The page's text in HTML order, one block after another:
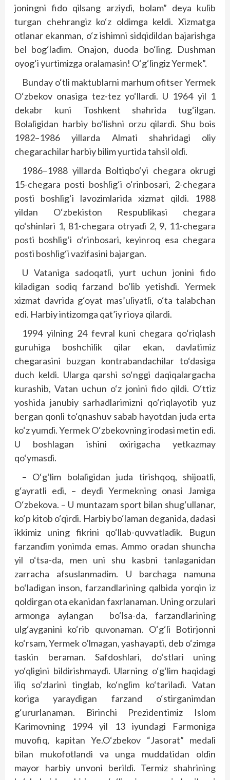
joningni fido qilsang arziydi, bolam” deya kulib
turgan chehrangiz ko‘z oldimga keldi. Xizmatga
otlanar ekanman, o‘z ishimni sidqidildan bajarishga
bel bog‘ladim. Onajon, duoda bo‘ling. Dushman
oyog‘i yurtimizga oralamasin! O‘g‘lingiz Yermek”.
Bunday o‘tli maktublarni marhum ofitser Yermek
O‘zbekov onasiga tez-tez yo‘llardi. U 1964 yil 1
dekabr kuni Toshkent shahrida tug‘ilgan.
Bolaligidan harbiy bo‘lishni orzu qilardi. Shu bois
1982–1986 yillarda Almati shahridagi oliy
chegarachilar harbiy bilim yurtida tahsil oldi.
1986–1988 yillarda Boltiqbo‘yi chegara okrugi
15-chegara posti boshlig‘i o‘rinbosari, 2-chegara
posti boshlig‘i lavozimlarida xizmat qildi. 1988
yildan O‘zbekiston Respublikasi chegara
qo‘shinlari 1, 81-chegara otryadi 2, 9, 11-chegara
posti boshlig‘i o‘rinbosari, keyinroq esa chegara
posti boshlig‘i vazifasini bajargan.
U Vataniga sadoqatli, yurt uchun jonini fido
kiladigan sodiq farzand bo‘lib yetishdi. Yermek
xizmat davrida g‘oyat mas’uliyatli, o‘ta talabchan
edi. Harbiy intizomga qat’iy rioya qilardi.
1994 yilning 24 fevral kuni chegara qo‘riqlash
guruhiga boshchilik qilar ekan, davlatimiz
chegarasini buzgan kontrabandachilar to‘dasiga
duch keldi. Ularga qarshi so‘nggi daqiqalargacha
kurashib, Vatan uchun o‘z jonini fido qildi. O‘ttiz
yoshida janubiy sarhadlarimizni qo‘riqlayotib yuz
bergan qonli to‘qnashuv sabab hayotdan juda erta
ko‘z yumdi. Yermek O‘zbekovning irodasi metin edi.
U boshlagan ishini oxirigacha yetkazmay
qo‘ymasdi.
– O‘g‘lim bolaligidan juda tirishqoq, shijoatli,
g‘ayratli edi, – deydi Yermekning onasi Jamiga
O‘zbekova. – U muntazam sport bilan shug‘ullanar,
ko‘p kitob o‘qirdi. Harbiy bo‘laman deganida, dadasi
ikkimiz uning fikrini qo‘llab-quvvatladik. Bugun
farzandim yonimda emas. Ammo oradan shuncha
yil o‘tsa-da, men uni shu kasbni tanlaganidan
zarracha afsuslanmadim. U barchaga namuna
bo‘ladigan inson, farzandlarining qalbida yorqin iz
qoldirgan ota ekanidan faxrlanaman. Uning orzulari
armonga aylangan bo‘lsa-da, farzandlarining
ulg‘ayganini ko‘rib quvonaman. O‘g‘li Botirjonni
ko‘rsam, Yermek o‘lmagan, yashayapti, deb o‘zimga
taskin beraman. Safdoshlari, do‘stlari uning
yo‘qligini bildirishmaydi. Ularning o‘g‘lim haqidagi
iliq so‘zlarini tinglab, ko‘nglim ko‘tariladi. Vatan
koriga yaraydigan farzand o‘stirganimdan
g‘ururlanaman. Birinchi Prezidentimiz Islom
Karimovning 1994 yil 13 iyundagi Farmoniga
muvofiq, kapitan Ye.O‘zbekov “Jasorat” medali
bilan mukofotlandi va unga muddatidan oldin
mayor harbiy unvoni berildi. Termiz shahrining